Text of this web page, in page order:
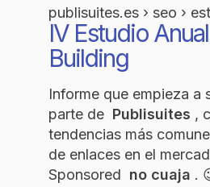
publisuites.es › seo ›
IV Estudio
Building
Informe que empieza a
parte de Publisuites ,
tendencias más
de enlaces en el
Sponsored no cuaja .